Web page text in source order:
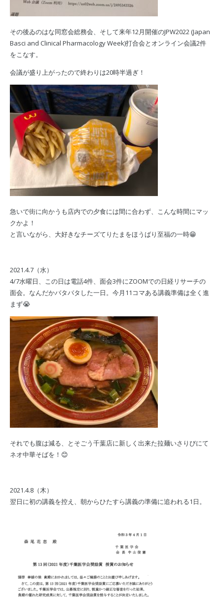
その後ゐのはな同窓会総務会、そして来年12月開催のJPW2022 (Japan
Basci and Clinical Pharmacology Week)打合会とオンライン会議2件
をこなす。
会議が盛り上がったので終わりは20時半過ぎ！
急いで街に向かうも店内での夕食には間に合わず、こんな時間にマッ
クかよ！
と言いながら、大好きなチーズてりたまをほうばり至福の一時😁
2021.4.7（水）
4/7水曜日、この日は電話4件、面会3件にZOOMでの日経リサーチの
面会。なんだかバタバタした一日。今月11コマある講義準備は全く進
まず😭
それでも腹は減る、とそごう千葉店に新しく出来た拉麺いさりびにて
ネオ中華そばを！😊
2021.4.8（木）
翌日に初の講義を控え、朝からひたすら講義の準備に追われる1日。